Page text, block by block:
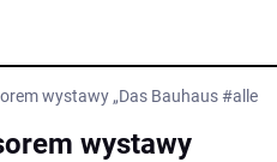
wystawy „Das Bauhaus
wystawy